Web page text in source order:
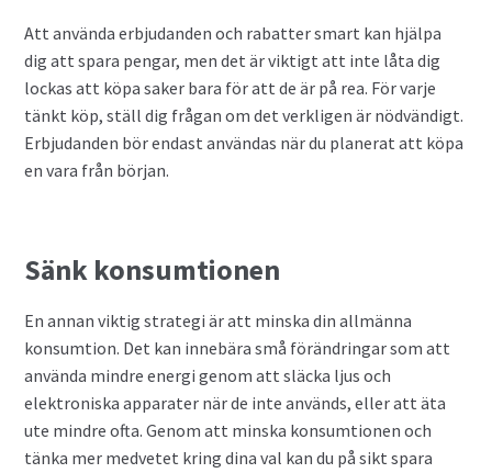
Att använda erbjudanden och rabatter smart kan hjälpa
dig att spara pengar, men det är viktigt att inte låta dig
lockas att köpa saker bara för att de är på rea. För varje
tänkt köp, ställ dig frågan om det verkligen är nödvändigt.
Erbjudanden bör endast användas när du planerat att köpa
en vara från början.
Sänk konsumtionen
En annan viktig strategi är att minska din allmänna
konsumtion. Det kan innebära små förändringar som att
använda mindre energi genom att släcka ljus och
elektroniska apparater när de inte används, eller att äta
ute mindre ofta. Genom att minska konsumtionen och
tänka mer medvetet kring dina val kan du på sikt spara